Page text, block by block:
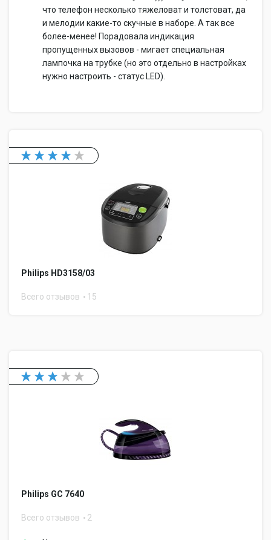
что телефон несколько тяжеловат и толстоват, да
и мелодии какие-то скучные в наборе. А так все
более-менее! Порадовала индикация
пропущенных вызовов - мигает специальная
лампочка на трубке (но это отдельно в настройках
нужно настроить - статус LED).
Philips HD3158/03
Всего отзывов 15
Philips GC 7640
Всего отзывов 2